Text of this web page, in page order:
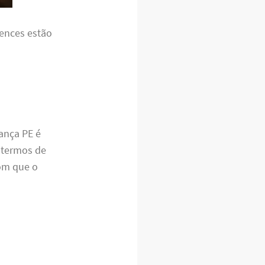
estão
PE é
de
que o